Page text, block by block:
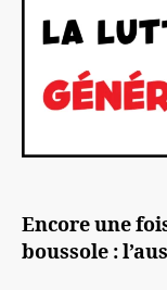
Encore une
boussole :